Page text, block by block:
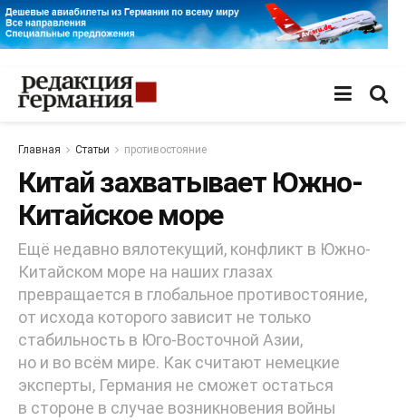
Главная Статьи противостояние
Китай захватывает Южно-
Китайское море
Ещё недавно вялотекущий, конфликт в Южно-
Китайском море на наших глазах
превращается в глобальное противостояние,
от исхода которого зависит не только
стабильность в Юго-Восточной Азии,
но и во всём мире. Как считают немецкие
эксперты, Германия не сможет остаться
в стороне в случае возникновения войны